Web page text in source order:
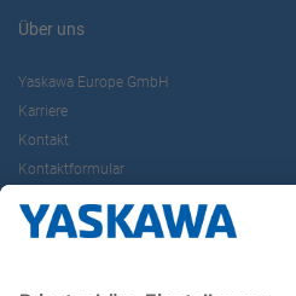
Über uns
Yaskawa Europe GmbH
Karriere
Kontakt
Kontaktformular